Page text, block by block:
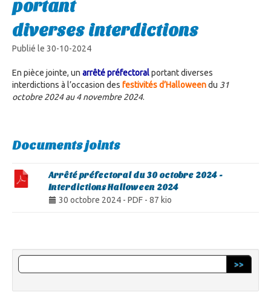
portant
diverses interdictions
Publié le 30-10-2024
En pièce jointe, un arrêté préfectoralportant diverses
interdictions à l’occasion des festivités d’Halloweendu 31
octobre 2024 au 4 novembre 2024.
Documents joints
Arrêté préfectoral du 30 octobre 2024 -
Interdictions Halloween 2024
30 octobre 2024 - PDF - 87 kio
>>